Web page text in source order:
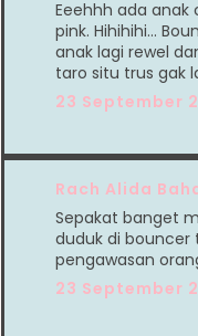
Eeehhh ada
pink. Hihihihi...
anak lagi rewel
taro situ trus gak
23 September
Rach Alida
Sepakat banget
duduk di
pengawasan
23 September